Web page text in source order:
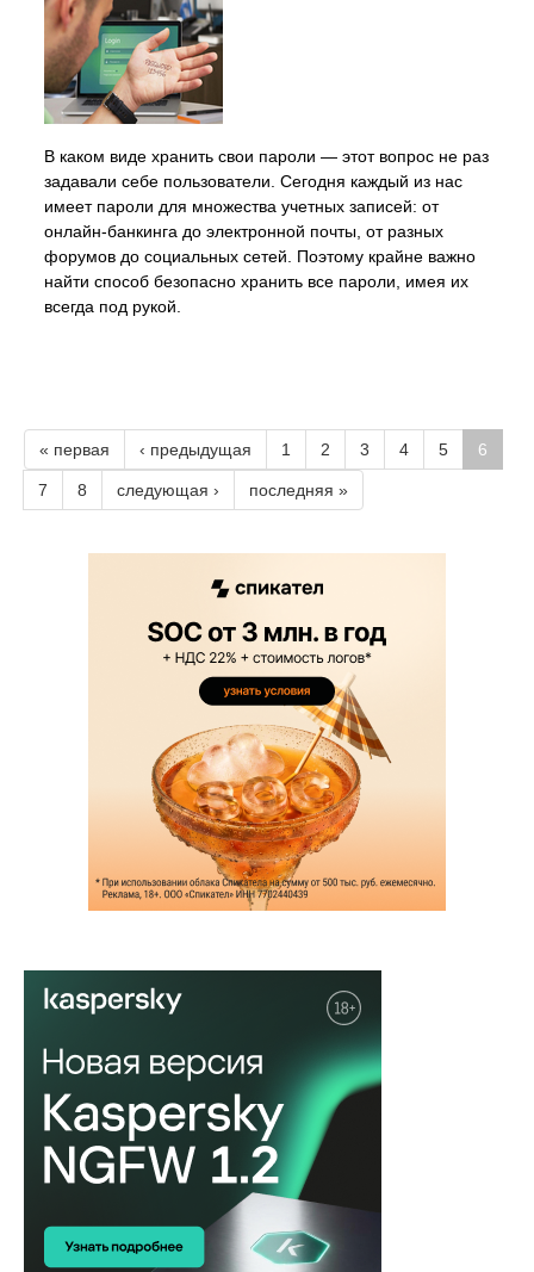
В каком виде хранить свои пароли — этот вопрос не раз
задавали себе пользователи. Сегодня каждый из нас
имеет пароли для множества учетных записей: от
онлайн-банкинга до электронной почты, от разных
форумов до социальных сетей. Поэтому крайне важно
найти способ безопасно хранить все пароли, имея их
всегда под рукой.
« первая ‹ предыдущая 1 2 3 4 5 6
7 8 следующая › последняя »